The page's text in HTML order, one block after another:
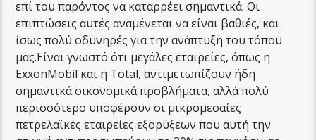
επί του παρόντος να καταρρέει σημαντικά. Οι
επιπτώσεις αυτές αναμένεται να είναι βαθιές, και
ίσως πολύ οδυνηρές για την ανάπτυξη του τόπου
μας.Είναι γνωστό ότι μεγάλες εταιρείες, όπως η
ΕxxonMobil και η Total, αντιμετωπίζουν ήδη
σημαντικά οικονομικά προβλήματα, αλλά πολύ
περισσότερο υποφέρουν οι μικρομεσαίες
πετρελαϊκές εταιρείες εξορύξεων που αυτή την